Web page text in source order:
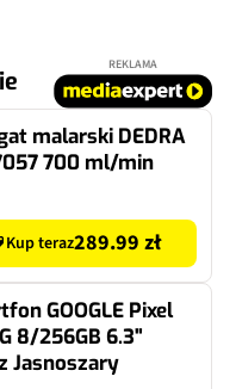
REKLAMA
malarski DEDRA
700 ml/min
Kup teraz289.99 zł
GOOGLE Pixel
8/256GB 6.3"
Jasnoszary